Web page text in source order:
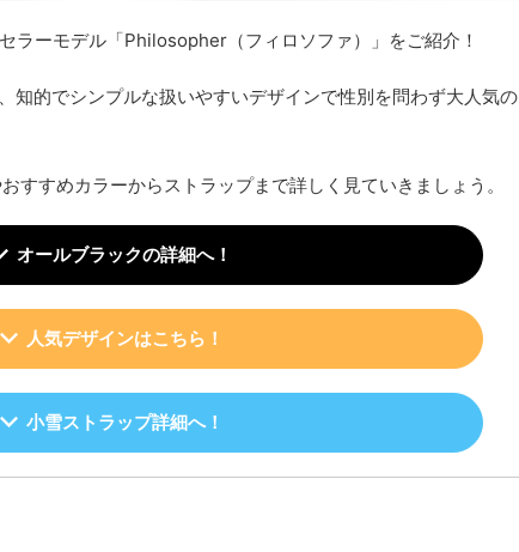
ラーモデル「Philosopher（フィロソファ）」をご紹介！
知的でシンプルな扱いやすいデザインで性別を問わず大人気の
すすめカラーからストラップまで詳しく見ていきましょう。
オールブラックの詳細へ！
人気デザインはこちら！
小雪ストラップ詳細へ！